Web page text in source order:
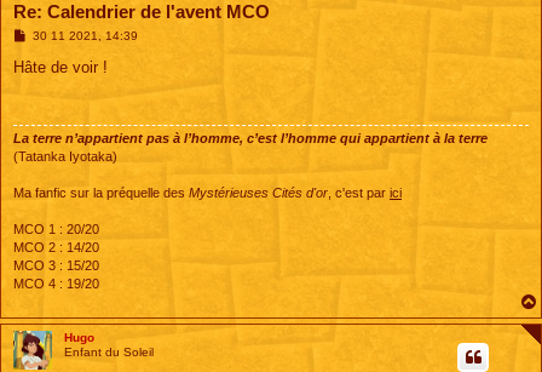
Re: Calendrier de l'avent MCO
M
s
30 11 2021, 14:39
Hâte de voir !
La terre n’appartient pas à l’homme, c’est l’homme qui appartient à la terre
(Tatanka Iyotaka)
Ma fanfic sur la préquelle des Mystérieuses Cités d'or , c'est par ici
MCO 1 : 20/20
MCO 2 : 14/20
MCO 3 : 15/20
MCO 4 : 19/20
Hugo
Enfant du Soleil